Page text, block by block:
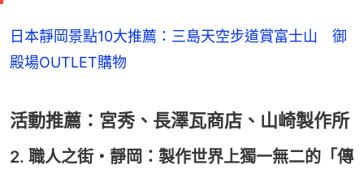
日本靜岡景點10大推薦：三島天空步道賞富士山 御
殿場OUTLET購物
活動推薦：宮秀、長澤瓦商店、山崎製作所
2. 職人之街・靜岡：製作世界上獨一無二的「傳